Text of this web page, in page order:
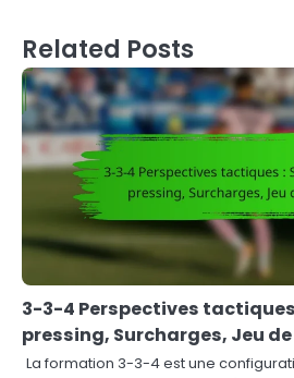
Related Posts
3-3-4 Perspectives
pressing, Surcharges, Jeu
La formation 3-3-4 est une